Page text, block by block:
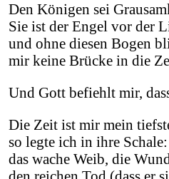
Den Königen sei
Sie ist der Engel vor der
und ohne diesen Bogen
mir keine Brücke in die
Und Gott befiehlt mir,
Die Zeit ist mir mein
so legte ich in ihre Schale:
das wache Weib, die
den reichen Tod (dass er